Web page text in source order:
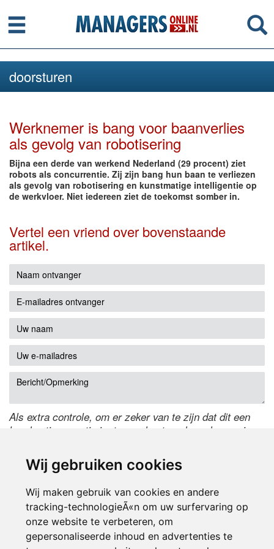
Wij gebruiken cookies
Wij maken gebruik van cookies en andere
tracking-technologieÃ«n om uw surfervaring op
onze website te verbeteren, om
gepersonaliseerde inhoud en advertenties te
Menu
doorsturen
Werknemer is bang voor baanverlies
als gevolg van robotisering
Bijna een derde van werkend Nederland (29 procent) ziet
robots als concurrentie. Zij zijn bang hun baan te verliezen
als gevolg van robotisering en kunstmatige intelligentie op
de werkvloer. Niet iedereen ziet de toekomst somber in.
Vertel een vriend over bovenstaande
artikel.
Als extra controle, om er zeker van te zijn dat dit een
handmatige reactie is, typ onderstaande code over in
de code te wijzigen.